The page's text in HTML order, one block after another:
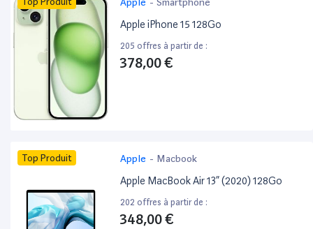
Apple - Smartphone
Apple iPhone 15 128Go
205 offres à partir de :
378,00 €
Top Produit Apple - Macbook
Apple MacBook Air 13” (2020) 128Go
202 offres à partir de :
348,00 €